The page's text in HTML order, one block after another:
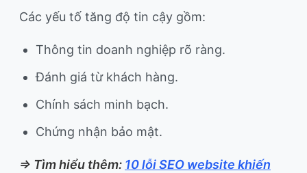
Các yếu tố tăng độ tin cậy gồm:
Thông tin doanh nghiệp rõ ràng.
Đánh giá từ khách hàng.
Chính sách minh bạch.
Chứng nhận bảo mật.
=> Tìm hiểu thêm: 10 lỗi SEO website khiến